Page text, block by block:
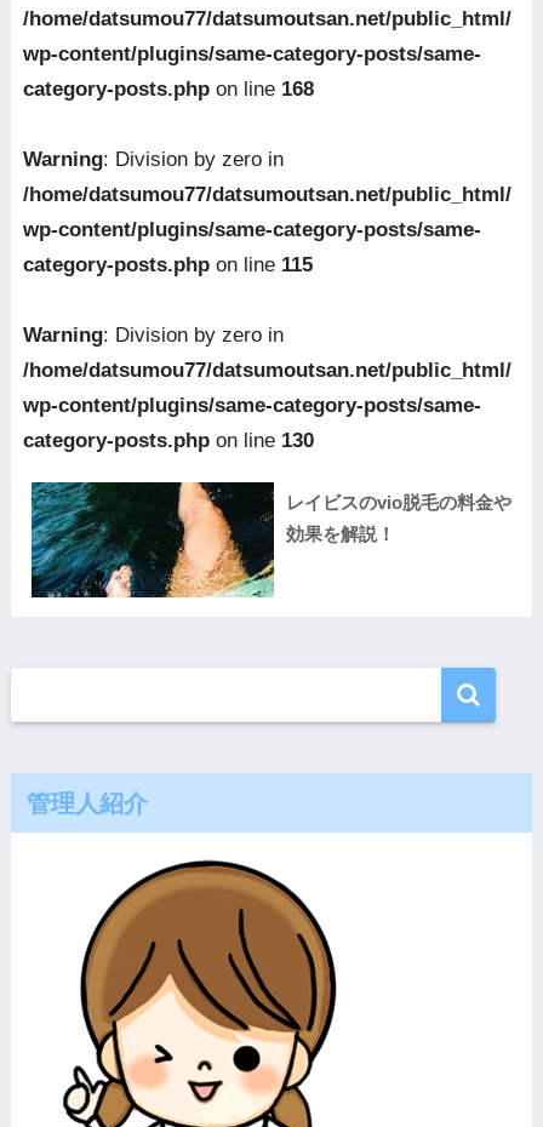
/home/datsumou77/datsumoutsan.net/public_html/
wp-content/plugins/same-category-posts/same-
category-posts.phpon line 168
Warning: Division by zero in
/home/datsumou77/datsumoutsan.net/public_html/
wp-content/plugins/same-category-posts/same-
category-posts.phpon line 115
Warning: Division by zero in
/home/datsumou77/datsumoutsan.net/public_html/
wp-content/plugins/same-category-posts/same-
category-posts.phpon line 130
レイビスのvio脱毛の料金や
効果を解説！
管理人紹介